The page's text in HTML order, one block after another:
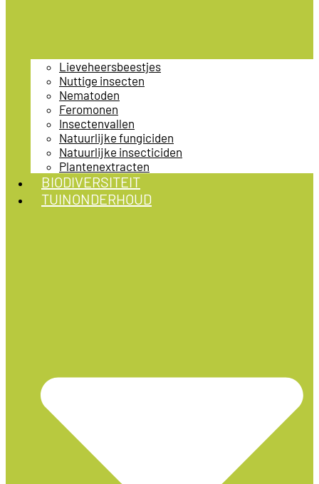
Lieveheersbeestjes
Nuttige insecten
Nematoden
Feromonen
Insectenvallen
Natuurlijke fungiciden
Natuurlijke insecticiden
Plantenextracten
BIODIVERSITEIT
TUINONDERHOUD